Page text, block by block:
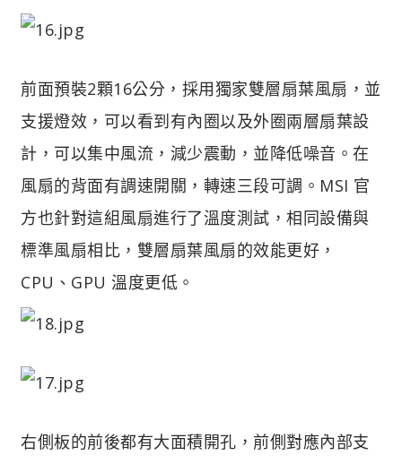
前面預裝2顆16公分，採用獨家雙層扇葉風扇，並
支援燈效，可以看到有內圈以及外圈兩層扇葉設
計，可以集中風流，減少震動，並降低噪音。在
風扇的背面有調速開關，轉速三段可調。MSI 官
方也針對這組風扇進行了溫度測試，相同設備與
標準風扇相比，雙層扇葉風扇的效能更好，
CPU、GPU 溫度更低。
右側板的前後都有大面積開孔，前側對應內部支